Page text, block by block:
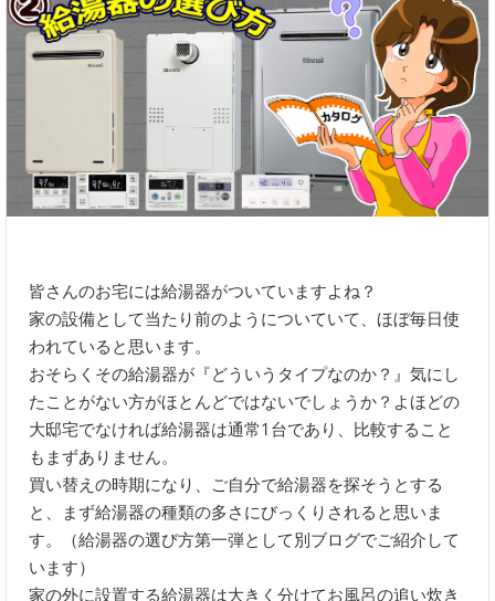
皆さんのお宅には給湯器がついていますよね？
家の設備として当たり前のようについていて、ほぼ毎日使
われていると思います。
おそらくその給湯器が『どういうタイプなのか？』気にし
たことがない方がほとんどではないでしょうか？よほどの
大邸宅でなければ給湯器は通常1台であり、比較すること
もまずありません。
買い替えの時期になり、ご自分で給湯器を探そうとする
と、まず給湯器の種類の多さにびっくりされると思いま
す。（給湯器の選び方第一弾として別ブログでご紹介して
います）
家の外に設置する給湯器は大きく分けてお風呂の追い炊き